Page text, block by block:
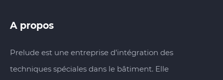
A propos
Prelude est une entreprise d’intégration des
techniques spéciales dans le bâtiment. Elle